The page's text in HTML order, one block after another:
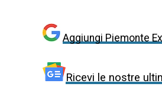
Aggiungi Piemonte
Ricevi le nostre